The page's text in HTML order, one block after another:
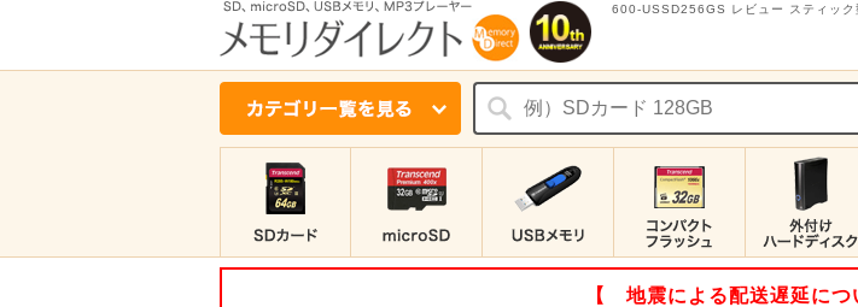
600-USSD256GS レビュー スティッ
【 地震による配送遅延に